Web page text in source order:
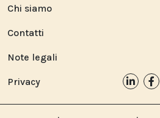
Chi siamo
Contatti
Note legali
Privacy